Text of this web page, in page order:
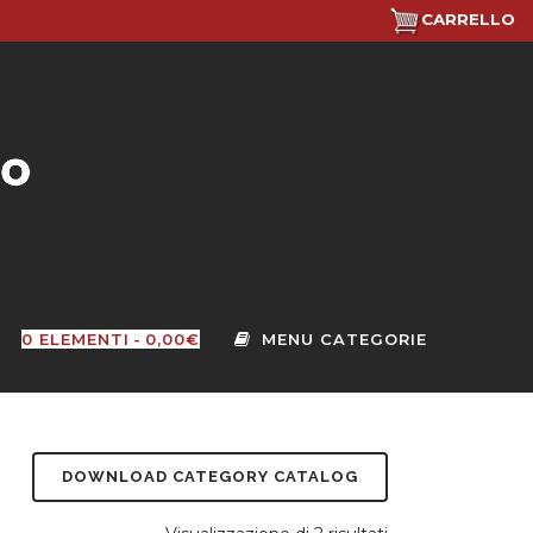
CARRELLO
0 ELEMENTI 0,00€
DOWNLOAD CATEGORY CATALOG